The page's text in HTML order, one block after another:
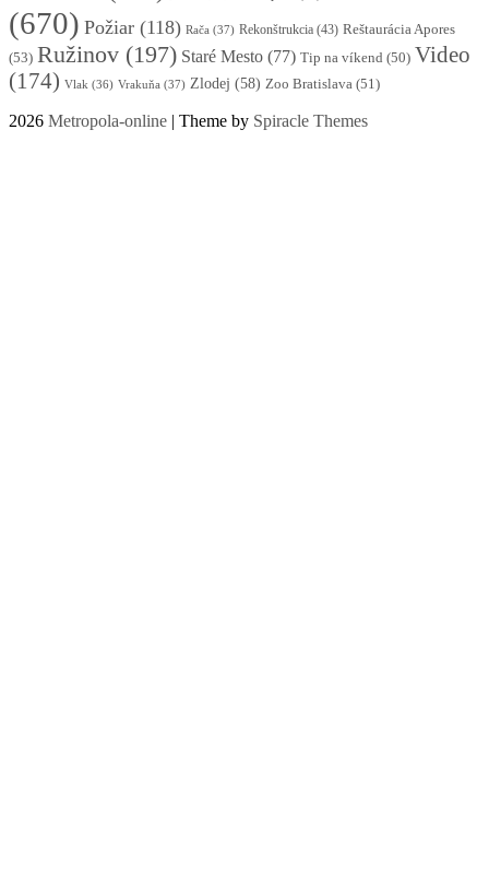
(670) Požiar (118) Rača (37) Rekonštrukcia (43) Reštaurácia Apores
(53) Ružinov (197) Staré Mesto (77) Tip na víkend (50) Video
(174) Vlak (36) Vrakuňa (37) Zlodej (58) Zoo Bratislava (51)
2026 Metropola-online | Theme by Spiracle Themes